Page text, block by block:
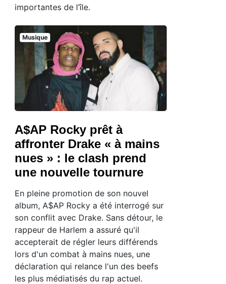
importantes de l’île.
Musique
A$AP Rocky prêt à
affronter Drake « à mains
nues » : le clash prend
une nouvelle tournure
En pleine promotion de son nouvel
album, A$AP Rocky a été interrogé sur
son conflit avec Drake. Sans détour, le
rappeur de Harlem a assuré qu'il
accepterait de régler leurs différends
lors d'un combat à mains nues, une
déclaration qui relance l'un des beefs
les plus médiatisés du rap actuel.